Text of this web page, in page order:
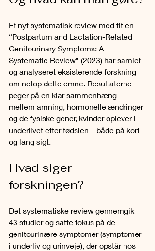
Et nyt systematisk review med titlen
“Postpartum and Lactation-Related
Genitourinary Symptoms: A
Systematic Review” (2023) har samlet
og analyseret eksisterende forskning
om netop dette emne. Resultaterne
peger på en klar sammenhæng
mellem amning, hormonelle ændringer
og de fysiske gener, kvinder oplever i
underlivet efter fødslen – både på kort
og lang sigt.
Hvad siger
forskningen?
Det systematiske review gennemgik
43 studier og satte fokus på de
genitourinære symptomer (symptomer
i underliv og urinveje), der opstår hos